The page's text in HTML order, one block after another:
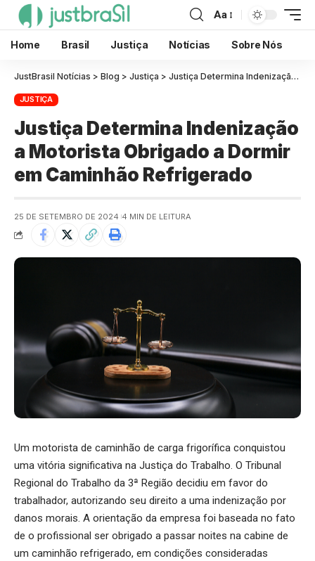
Aa
Home Brasil Justiça Notícias Sobre Nós
JustBrasil Notícias > Blog > Justiça > Justiça Determina Indenização a Motorista Obrigado a Dormir em Caminhão Refrigerado
JUSTIÇA
Justiça Determina Indenização
a Motorista Obrigado a Dormir
em Caminhão Refrigerado
25 DE SETEMBRO DE 2024 4 MIN DE LEITURA
Um motorista de caminhão de carga frigorífica conquistou
uma vitória significativa na Justiça do Trabalho. O Tribunal
Regional do Trabalho da 3ª Região decidiu em favor do
trabalhador, autorizando seu direito a uma indenização por
danos morais. A orientação da empresa foi baseada no fato
de o profissional ser obrigado a passar noites na cabine de
um caminhão refrigerado, em condições consideradas